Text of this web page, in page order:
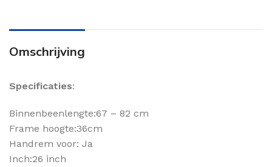
Omschrijving
Specificaties:
Binnenbeenlengte:67 – 82 cm
Frame hoogte:36cm
Handrem voor: Ja
Inch:26 inch